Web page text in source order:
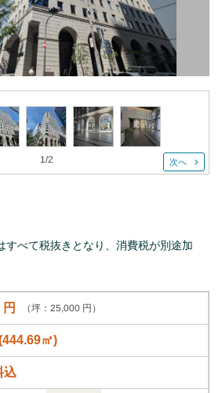
1/2 次へ
べて税抜きとなり、消費税が別途加
（坪：25,000 円）
444.69㎡)
込